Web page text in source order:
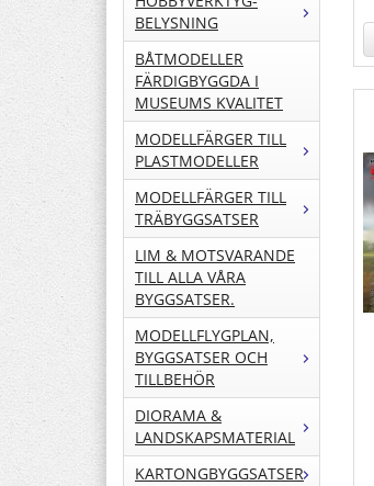
BELYSNING
BÅTMODELLER
FÄRDIGBYGGDA I
MUSEUMS KVALITET
MODELLFÄRGER TILL
PLASTMODELLER
MODELLFÄRGER TILL
TRÄBYGGSATSER
LIM & MOTSVARANDE
TILL ALLA VÅRA
BYGGSATSER.
MODELLFLYGPLAN,
BYGGSATSER OCH
TILLBEHÖR
DIORAMA &
LANDSKAPSMATERIAL
KARTONGBYGGSATSER